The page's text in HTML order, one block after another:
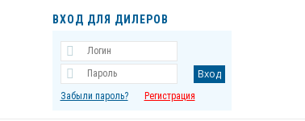
ВХОД ДЛЯ ДИЛЕРОВ
Забыли пароль? Регистрация